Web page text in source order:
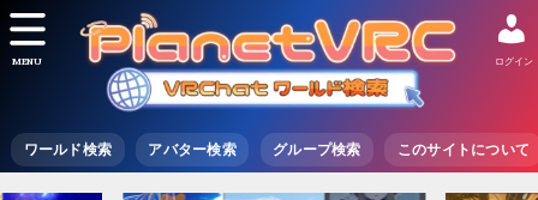
ワールド検索 アバター検索 グループ検索 このサイトについて
ログイン
MENU